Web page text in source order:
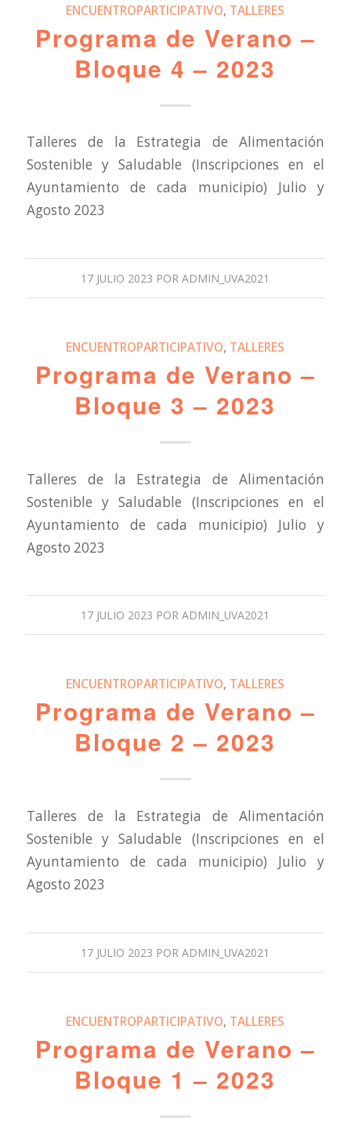
ENCUENTROPARTICIPATIVO, TALLERES
Programa de Verano –
Bloque 4 – 2023
Talleres de la Estrategia de Alimentación
Sostenible y Saludable (Inscripciones en el
Ayuntamiento de cada municipio) Julio y
Agosto 2023
17 JULIO 2023 PORADMIN_UVA2021
ENCUENTROPARTICIPATIVO, TALLERES
Programa de Verano –
Bloque 3 – 2023
Talleres de la Estrategia de Alimentación
Sostenible y Saludable (Inscripciones en el
Ayuntamiento de cada municipio) Julio y
Agosto 2023
17 JULIO 2023 PORADMIN_UVA2021
ENCUENTROPARTICIPATIVO, TALLERES
Programa de Verano –
Bloque 2 – 2023
Talleres de la Estrategia de Alimentación
Sostenible y Saludable (Inscripciones en el
Ayuntamiento de cada municipio) Julio y
Agosto 2023
17 JULIO 2023 PORADMIN_UVA2021
ENCUENTROPARTICIPATIVO, TALLERES
Programa de Verano –
Bloque 1 – 2023